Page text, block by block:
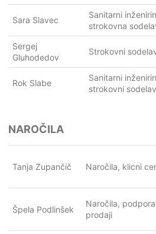
Sara Slavec
Sanitarni
strokovna
Sergej
Gluhodedov
Strokovni
Rok Slabe
Sanitarni
strokovni
NAROČILA
Tanja Zupančič Naročila, klicni
Špela Podlinšek
Naročila, podpora
prodaji